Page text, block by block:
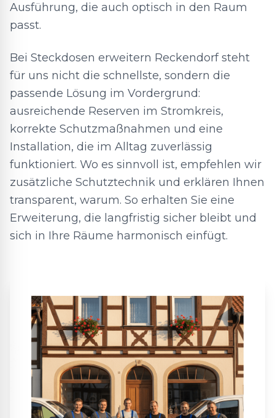
Ausführung, die auch optisch in den Raum
passt.
Bei Steckdosen erweitern Reckendorf steht
für uns nicht die schnellste, sondern die
passende Lösung im Vordergrund:
ausreichende Reserven im Stromkreis,
korrekte Schutzmaßnahmen und eine
Installation, die im Alltag zuverlässig
funktioniert. Wo es sinnvoll ist, empfehlen wir
zusätzliche Schutztechnik und erklären Ihnen
transparent, warum. So erhalten Sie eine
Erweiterung, die langfristig sicher bleibt und
sich in Ihre Räume harmonisch einfügt.